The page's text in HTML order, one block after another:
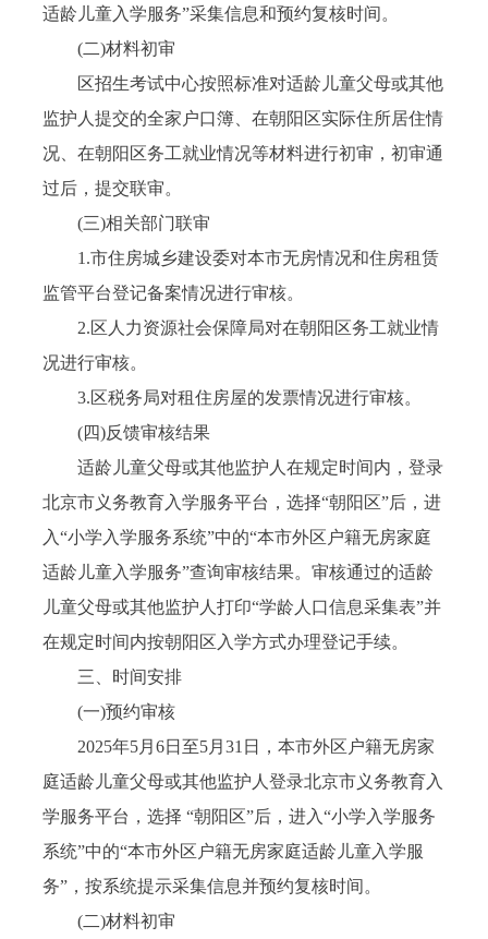
适龄儿童入学服务”采集信息和预约复核时间。
(二)材料初审
区招生考试中心按照标准对适龄儿童父母或其他
监护人提交的全家户口簿、在朝阳区实际住所居住情
况、在朝阳区务工就业情况等材料进行初审，初审通
过后，提交联审。
(三)相关部门联审
1.市住房城乡建设委对本市无房情况和住房租赁
监管平台登记备案情况进行审核。
2.区人力资源社会保障局对在朝阳区务工就业情
况进行审核。
3.区税务局对租住房屋的发票情况进行审核。
(四)反馈审核结果
适龄儿童父母或其他监护人在规定时间内，登录
北京市义务教育入学服务平台，选择“朝阳区”后，进
入“小学入学服务系统”中的“本市外区户籍无房家庭
适龄儿童入学服务”查询审核结果。审核通过的适龄
儿童父母或其他监护人打印“学龄人口信息采集表”并
在规定时间内按朝阳区入学方式办理登记手续。
三、时间安排
(一)预约审核
2025年5月6日至5月31日，本市外区户籍无房家
庭适龄儿童父母或其他监护人登录北京市义务教育入
学服务平台，选择 “朝阳区”后，进入“小学入学服务
系统”中的“本市外区户籍无房家庭适龄儿童入学服
务”，按系统提示采集信息并预约复核时间。
(二)材料初审